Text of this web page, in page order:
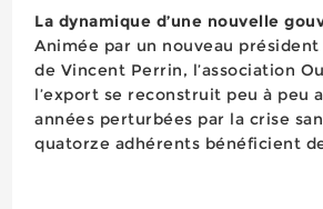
La dynamique d’une nouvelle
Animée par un nouveau
de Vincent Perrin, l’association
l’export se reconstruit peu à peu
années perturbées par la crise
quatorze adhérents bénéficient